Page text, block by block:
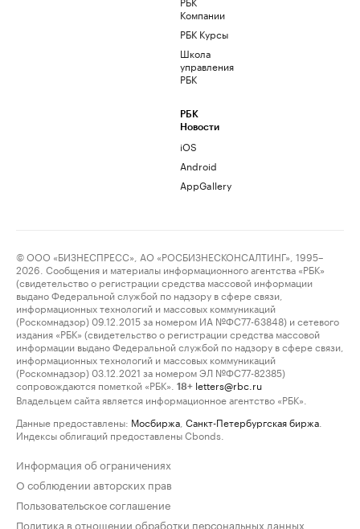
Компании
РБК Курсы
Школа
управления
РБК
РБК
Новости
iOS
Android
AppGallery
© ООО «БИЗНЕСПРЕСС», АО «РОСБИЗНЕСКОНСАЛТИНГ», 1995–
2026. Сообщения и материалы информационного агентства «РБК»
(свидетельство о регистрации средства массовой информации
выдано Федеральной службой по надзору в сфере связи,
информационных технологий и массовых коммуникаций
(Роскомнадзор) 09.12.2015 за номером ИА №ФС77-63848) и сетевого
издания «РБК» (свидетельство о регистрации средства массовой
информации выдано Федеральной службой по надзору в сфере связи,
информационных технологий и массовых коммуникаций
(Роскомнадзор) 03.12.2021 за номером ЭЛ №ФС77-82385)
сопровождаются пометкой «РБК».
18+ letters@rbc.ru
Владельцем сайта является информационное агентство «РБК».
Данные предоставлены: Мосбиржа Санкт-Петербургская биржа
Индексы облигаций предоставлены Cbonds.
Информация об ограничениях
О соблюдении авторских прав
Пользовательское соглашение
Политика в отношении обработки персональных данных